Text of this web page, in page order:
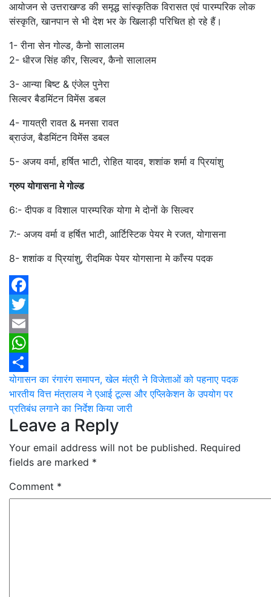
आयोजन से उत्तराखण्ड की समृद्ध सांस्कृतिक विरासत एवं पारम्परिक लोक
संस्कृति, खानपान से भी देश भर के खिलाड़ी परिचित हो रहे हैं।
1- रीना सेन गोल्ड, कैनो सालालम
2- धीरज सिंह कीर, सिल्वर, कैनो सालालम
3- आन्या बिष्ट & एंजेल पुनेरा
सिल्वर बैडमिंटन विमेंस डबल
4- गायत्री रावत & मनसा रावत
ब्राउंज, बैडमिंटन विमेंस डबल
5- अजय वर्मा, हर्षित भाटी, रोहित यादव, शशांक शर्मा व प्रियांशु
ग्रुप योगासना मे गोल्ड
6:- दीपक व विशाल पारम्परिक योगा मे दोनों के सिल्वर
7:- अजय वर्मा व हर्षित भाटी, आर्टिस्टिक पेयर मे रजत, योगासना
8- शशांक व प्रियांशु, रीदमिक पेयर योगसाना मे काँस्य पदक
Facebook
Twitter
Email
WhatsApp
Share
Post
navigation
योगासन का रंगारंग समापन, खेल मंत्री ने विजेताओं को पहनाए पदक
भारतीय वित्त मंत्रालय ने एआई टूल्स और एप्लिकेशन के उपयोग पर
प्रतिबंध लगाने का निर्देश किया जारी
Leave a Reply
Your email address will not be published. Required
fields are marked *
Comment *